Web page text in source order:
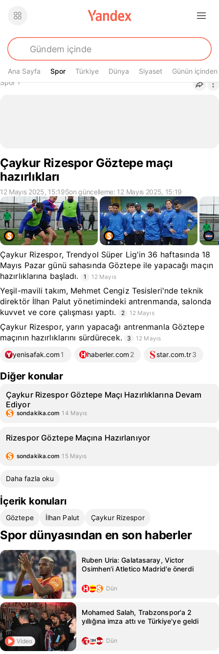
Ana Sayfa Spor
Spor Türkiye Dünya Siyaset Günün içinden
Buradasın
Spor›
Çaykur Rizespor Göztepe maçı
hazırlıkları
12 Mayıs 2025, 15:19Son güncelleme: 12 Mayıs 2025, 15:19
Çaykur Rizespor, Trendyol Süper Lig'in 36 haftasında 18
Mayıs Pazar günü sahasında Göztepe ile yapacağı maçın
hazırlıklarına başladı.
1 12 Mayıs
Yeşil-mavili takım, Mehmet Cengiz Tesisleri'nde teknik
direktör İlhan Palut yönetimindeki antrenmanda, salonda
kuvvet ve core çalışması yaptı.
2 12 Mayıs
Çaykur Rizespor, yarın yapacağı antrenmanla Göztepe
maçının hazırlıklarını sürdürecek.
3 12 Mayıs
yenisafak.com 1 haberler.com 2 star.com.tr3
Diğer konular
Çaykur Rizespor Göztepe Maçı Hazırlıklarına Devam
Ediyor
sondakika.com 14 Mayıs
Rizespor Göztepe Maçına Hazırlanıyor
sondakika.com 15 Mayıs
Daha fazla oku
İçerik konuları
Göztepe İlhan Palut Çaykur Rizespor
Spor dünyasından en son haberler
Ruben Uria: Galatasaray, Victor
Osimhen'i Atletico Madrid'e önerdi
Dün
Video
Mohamed Salah, Trabzonspor'a 2
yıllığına imza attı ve Türkiye'ye geldi
Dün